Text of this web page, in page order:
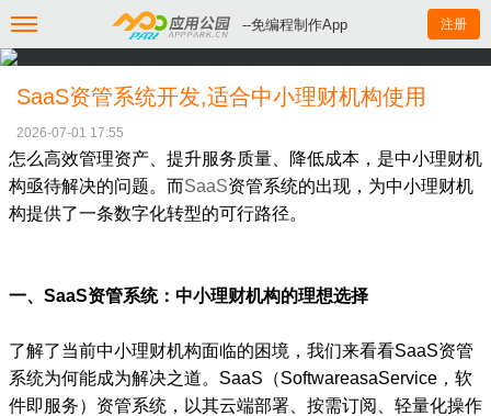
--免编程制作App 注册
SaaS资管系统开发,适合中小理财机构使用
2026-07-01 17:55
怎么高效管理资产、提升服务质量、降低成本，是中小理财机
构亟待解决的问题。而SaaS资管系统的出现，为中小理财机
构提供了一条数字化转型的可行路径。
一、SaaS资管系统：中小理财机构的理想选择
了解了当前中小理财机构面临的困境，我们来看看SaaS资管
系统为何能成为解决之道。SaaS（SoftwareasaService，软
件即服务）资管系统，以其云端部署、按需订阅、轻量化操作